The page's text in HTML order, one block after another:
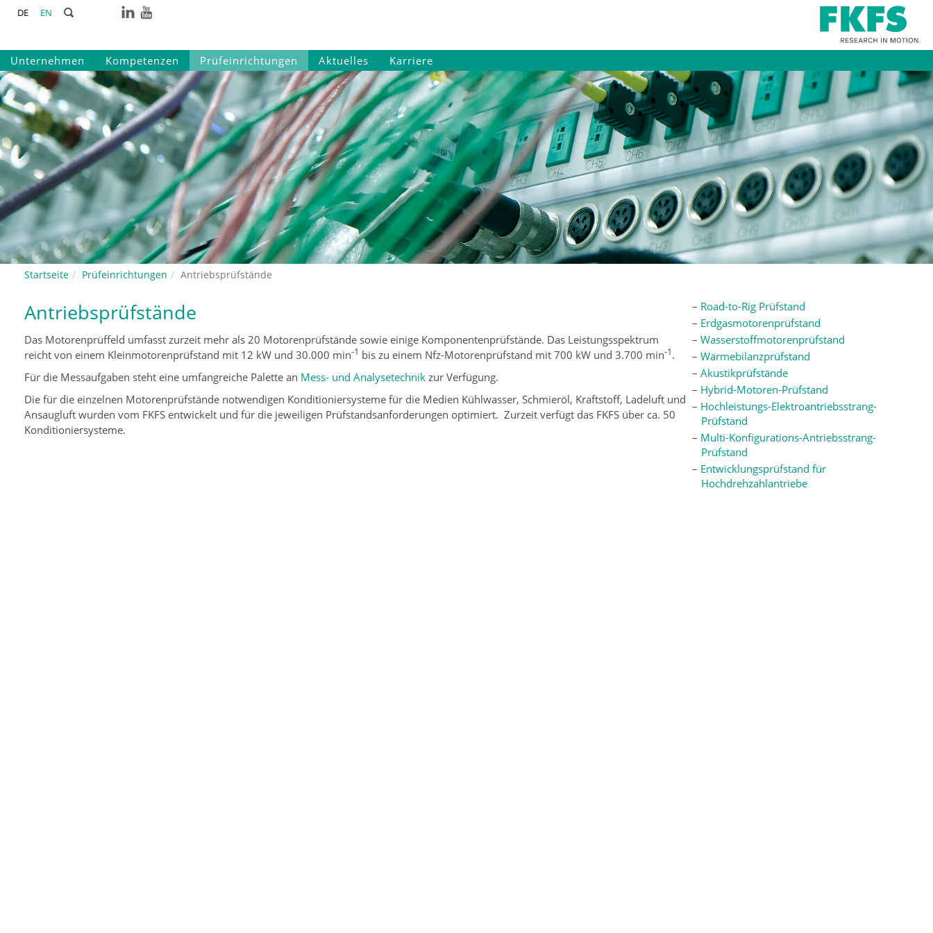
DE EN
Unternehmen Kompetenzen Prüfeinrichtungen Aktuelles Karriere
Startseite Prüfeinrichtungen Antriebsprüfstände
Antriebsprüfstände
Das Motorenprüffeld umfasst zurzeit mehr als 20 Motorenprüfstände sowie einige Komponentenprüfstände. Das Leistungsspektrum
reicht von einem Kleinmotorenprüfstand mit 12 kW und 30.000 min-1 bis zu einem Nfz-Motorenprüfstand mit 700 kW und 3.700 min-1.
Für die Messaufgaben steht eine umfangreiche Palette an Mess- und Analysetechnik zur Verfügung.
Die für die einzelnen Motorenprüfstände notwendigen Konditioniersysteme für die Medien Kühlwasser, Schmieröl, Kraftstoff, Ladeluft und
Ansaugluft wurden vom FKFS entwickelt und für die jeweiligen Prüfstandsanforderungen optimiert. Zurzeit verfügt das FKFS über ca. 50
Konditioniersysteme.
Road-to-Rig Prüfstand
Erdgasmotorenprüfstand
Wasserstoffmotorenprüfstand
Wärmebilanzprüfstand
Akustikprüfstände
Hybrid-Motoren-Prüfstand
Hochleistungs-Elektroantriebsstrang-
Prüfstand
Multi-Konfigurations-Antriebsstrang-
Prüfstand
Entwicklungsprüfstand für
Hochdrehzahlantriebe